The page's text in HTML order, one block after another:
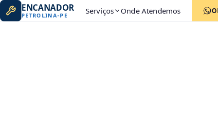
ENCANADOR
PETROLINA-PE Serviços Onde Atendemos